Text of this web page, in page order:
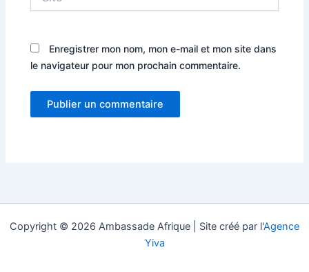
Enregistrer mon nom, mon e-mail et mon site dans
le navigateur pour mon prochain commentaire.
Copyright © 2026 Ambassade Afrique | Site créé par l'Agence
Yiva